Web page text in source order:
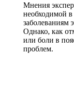
Мнения
необходимой
заболеваниям
Однако, как
или боли в
проблем.